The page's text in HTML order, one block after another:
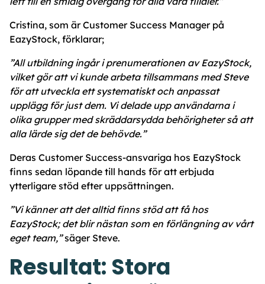
Cristina, som är Customer Success Manager på
EazyStock, förklarar;
”All utbildning ingår i prenumerationen av EazyStock,
vilket gör att vi kunde arbeta tillsammans med Steve
för att utveckla ett systematiskt och anpassat
upplägg för just dem. Vi delade upp användarna i
olika grupper med skräddarsydda behörigheter så att
alla lärde sig det de behövde.”
Deras Customer Success-ansvariga hos EazyStock
finns sedan löpande till hands för att erbjuda
ytterligare stöd efter uppsättningen.
”Vi känner att det alltid finns stöd att få hos
EazyStock; det blir nästan som en förlängning av vårt
eget team,”säger Steve.
Resultat: Stora